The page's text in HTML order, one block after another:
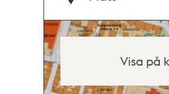
Visa på